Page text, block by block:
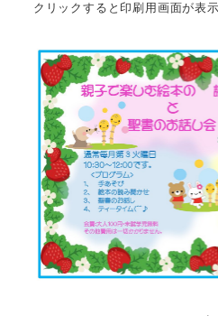
クリックすると印刷用画面が表